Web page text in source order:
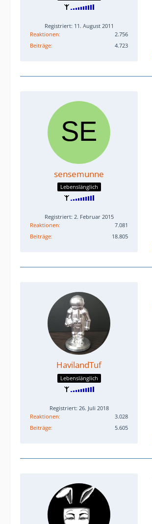
Registriert: 11. August 2011
Reaktionen
2.756
Beiträge
4.723
sensemunne
Lebenslänglich
Registriert: 2. Februar 2015
Reaktionen
7.081
Beiträge
18.805
HavilandTuf
Lebenslänglich
Registriert: 26. Juli 2018
Reaktionen
3.028
Beiträge
5.605